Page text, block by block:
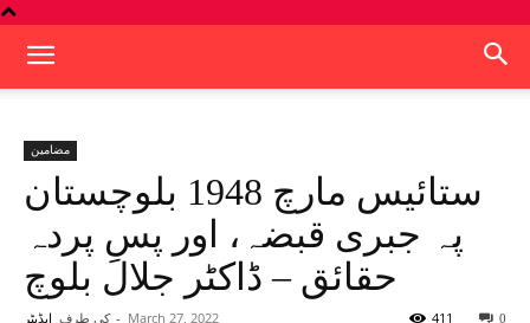
مضامین
ستائیس مارچ 1948 بلوچستان
پہ جبری قبضہ، اور پسِ پردہ
حقائق – ڈاکٹر جلال بلوچ
کی طرف ایڈیٹر - March 27, 2022 0
411